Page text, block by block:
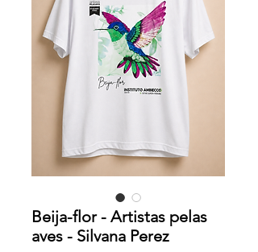
Beija-flor - Artistas pelas
aves - Silvana Perez